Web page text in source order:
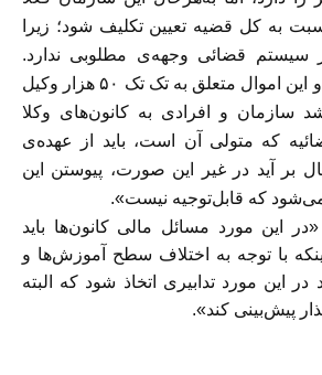
به کل قضیه تعیین تکلیف شود؛ زیرا
سیستم قضائی وجهه‌ی مطلوبی ندارد.
کانون‌ها اموالی دارند و این اموال متعلق به تک تک ۵٠ هزار وکیل
سازمان و افرادی به کانون‌های وکلا
که متولی آن است، باید از عهده‌ی
بر آید در غیر این صورت، پیوستن این
می‌شود که قابل‌توجیه نیست».
این مورد مسائل مالی کانون‌ها باید
با توجه به اختلاف سطح آموزش‌ها و
در این مورد تدابیری اتخاذ شود که البته
پیش‌بینی کند».